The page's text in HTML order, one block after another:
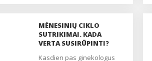
skausmą, kuris trukdo
gyventi, pailsėti, užmigti. Jis
yra pagrindinis daugelio
ginekologinių ligų
MĖNESINIŲ CIKLO
SUTRIKIMAI. KADA
VERTA SUSIRŪPINTI?
Kasdien pas ginekologus